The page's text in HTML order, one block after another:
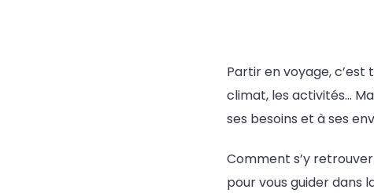
Partir en voyage,
climat, les activités…
ses besoins et à ses
Comment s’y
pour vous guider dans